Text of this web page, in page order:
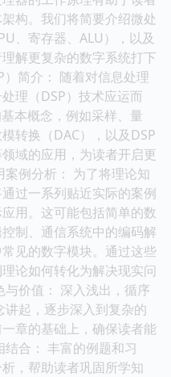
构。我们将简要介绍微处
、寄存器、ALU），以及
解更复杂的数字系统打下
简介： 随着对信息处理
理（DSP）技术应运而
本概念，例如采样、量
转换（DAC），以及DSP
域的应用，为读者开启更
例分析： 为了将理论知
过一系列贴近实际的案例
用。这可能包括简单的数
制、通信系统中的编码解
见的数字模块。通过这些
论如何转化为解决现实问
价值： 深入浅出，循序
起，逐步深入到复杂的
章的基础上，确保读者能
合： 丰富的例题和习
，帮助读者巩固所学知